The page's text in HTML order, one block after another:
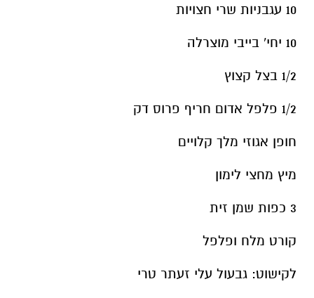
10 עגבניות שרי חצויות
10 יחי' בייבי מוצרלה
1/2 בצל קצוץ
1/2 פלפל אדום חריף פרוס דק
חופן אגוזי מלך קלויים
מיץ מחצי לימון
3 כפות שמן זית
קורט מלח ופלפל
לקישוט: גבעול עלי זעתר טרי